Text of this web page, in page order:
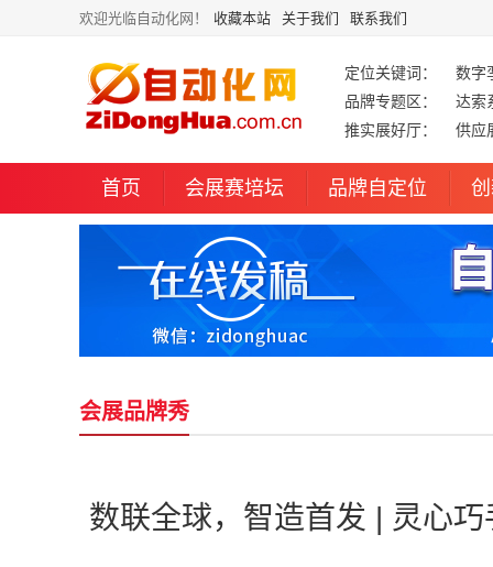
欢迎光临自动化网！ 收藏本站 关于我们 联系我们
定位关键词：
数字
品牌专题区：
达索
推实展好厅：
供应
首页 会展赛培坛 品牌自定位
会展品牌秀
数联全球，智造首发 | 灵心